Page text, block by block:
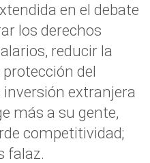
en el debate
los derechos
reducir la
del
extranjera
más a su gente,
competitividad;
falaz.